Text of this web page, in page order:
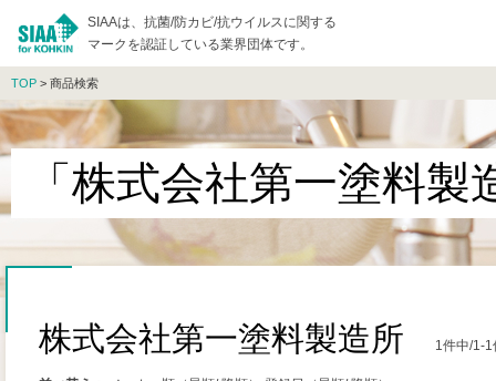
SIAAは、抗菌/防カビ/抗ウイルスに関する
マークを認証している業界団体です。
TOP > 商品検索
「株式会社第一塗料
株式会社第一塗料製造所 1件中/1-